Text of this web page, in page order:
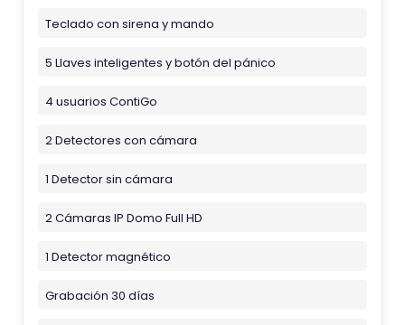
Teclado con sirena y mando
5 Llaves inteligentes y botón del pánico
4 usuarios ContiGo
2 Detectores con cámara
1 Detector sin cámara
2 Cámaras IP Domo Full HD
1 Detector magnético
Grabación 30 días